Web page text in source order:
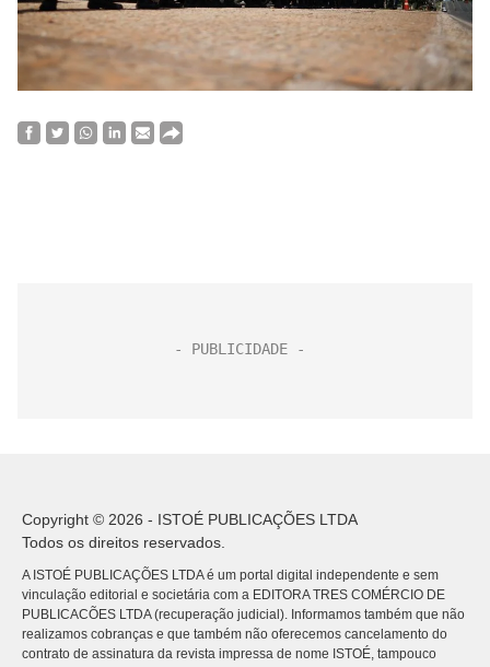
Copyright © 2026 - ISTOÉ PUBLICAÇÕES LTDA
Todos os direitos reservados.
A ISTOÉ PUBLICAÇÕES LTDA é um portal digital independente e sem
vinculação editorial e societária com a EDITORA TRES COMÉRCIO DE
PUBLICACÕES LTDA (recuperação judicial). Informamos também que não
realizamos cobranças e que também não oferecemos cancelamento do
contrato de assinatura da revista impressa de nome ISTOÉ, tampouco